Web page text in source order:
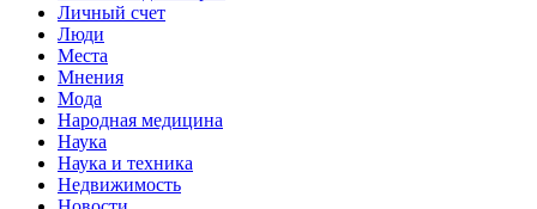
Личный счет
Люди
Места
Мнения
Мода
Народная медицина
Наука
Наука и техника
Недвижимость